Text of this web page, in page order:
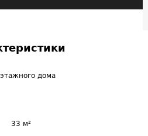
5-этажного дома
33 м²